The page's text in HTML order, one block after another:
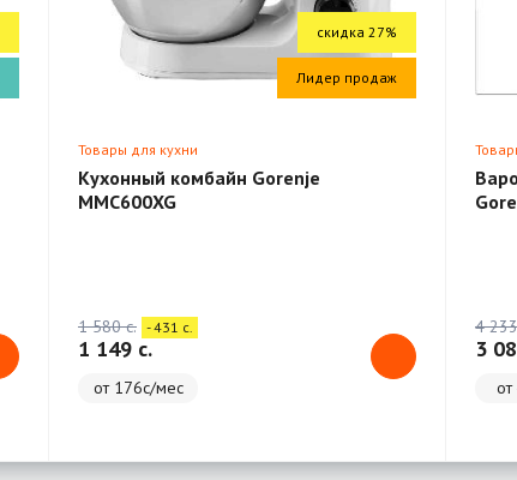
скидка 27%
Лидер продаж
Товары для кухни
Кухонный комбайн Gorenje
MMC600XG
1 580 c. - 431 c.
1 149 c.
от 176с/мес
4
3